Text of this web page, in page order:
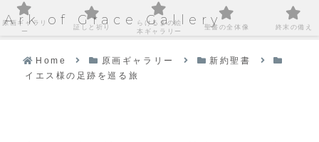
Ark of Grace Gallery
Home 原画ギャラリー
新約聖書
イエス様の足跡を巡る旅
原画ギャラリ
ー
証しと祈り
らけるまの絵
本ギャラリー
聖書の全体像 終末の備え